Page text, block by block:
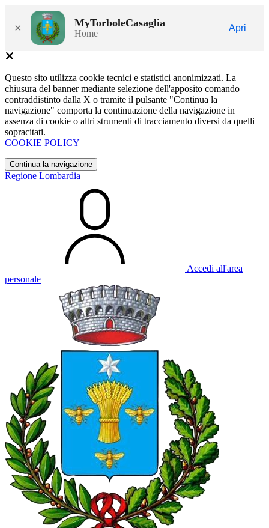
× MyTorboleCasaglia
Home
Apri
Questo sito utilizza cookie tecnici e statistici anonimizzati. La
chiusura del banner mediante selezione dell'apposito comando
contraddistinto dalla X o tramite il pulsante "Continua la
navigazione" comporta la continuazione della navigazione in
assenza di cookie o altri strumenti di tracciamento diversi da quelli
sopracitati.
COOKIE POLICY
Continua la navigazione
Regione Lombardia
Accedi all'area
personale